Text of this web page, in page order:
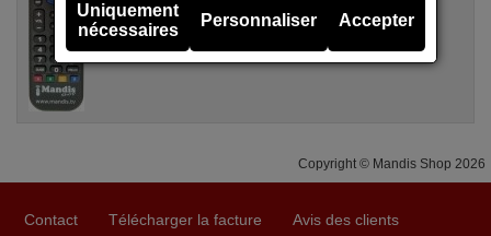
Pour SLP 98
Copyright © Mandis Shop 2026
Contact Télécharger la facture Avis des clients
Uniquement
nécessaires
Personnaliser Accepter